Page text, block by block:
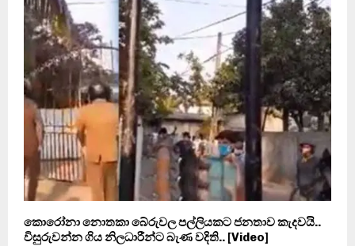
කොරෝනා නොතකා බේරුවල පල්ලියකට ජනතාව කැදවයි..
විසුරුවන්න ගිය නිලධාරීන්ට බැණ වදිති.. [Video]